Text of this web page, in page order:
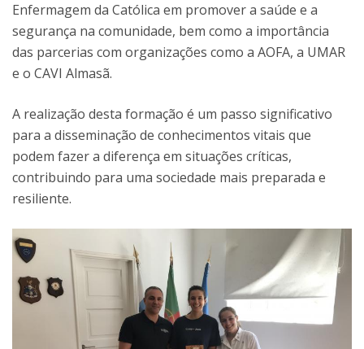
Enfermagem da Católica em promover a saúde e a
segurança na comunidade, bem como a importância
das parcerias com organizações como a AOFA, a UMAR
e o CAVI Almasã.
A realização desta formação é um passo significativo
para a disseminação de conhecimentos vitais que
podem fazer a diferença em situações críticas,
contribuindo para uma sociedade mais preparada e
resiliente.